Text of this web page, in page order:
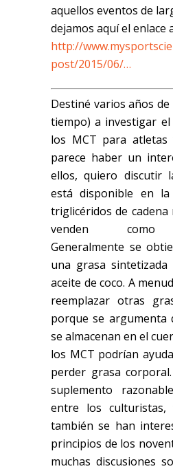
aquellos eventos de
dejamos aquí el enlace
http://
post/2015/06/…
Destiné varios años
tiempo) a investigar
los MCT para
parece haber un
ellos, quiero discutir
está disponible en la
triglicéridos de cadena
venden como
Generalmente se
una grasa
aceite de coco. A
reemplazar otras
porque se argumenta
se almacenan en el
los MCT podrían
perder grasa
suplemento
entre los
también se han
principios de los
muchas discusiones